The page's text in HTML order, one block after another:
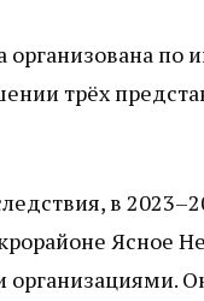
организована по
трёх
в
Ясное